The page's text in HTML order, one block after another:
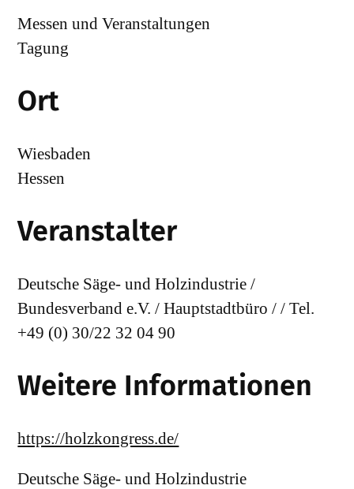
Messen und Veranstaltungen
Tagung
Ort
Wiesbaden
Hessen
Veranstalter
Deutsche Säge- und Holzindustrie /
Bundesverband e.V. / Hauptstadtbüro / / Tel.
+49 (0) 30/22 32 04 90
Weitere Informationen
https://holzkongress.de/
Deutsche Säge- und Holzindustrie